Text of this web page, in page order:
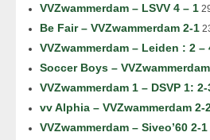
VVZwammerdam – LSVV 4 – 1
Be Fair – VVZwammerdam 2-1
VVZwammerdam – Leiden : 2 –
Soccer Boys –
VVZwammerdam 1 – DSVP 1: 2-
vv Alphia – VVZwammerdam 2-
VVZwammerdam – Siveo’60 2-1